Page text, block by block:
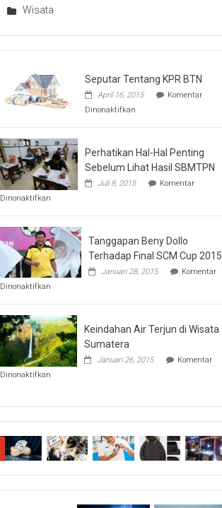
Wisata
Seputar Tentang KPR BTN
April 16, 2015
Komentar
Dinonaktifkan
Tentang
BTN
Perhatikan Hal-Hal Penting
Sebelum Lihat Hasil SBMTPN
Juli 8, 2015
Komentar
Dinonaktifkan
Hal-
Hal
Penting
Sebelum
Lihat
Hasil
Tanggapan Beny Dollo
Terhadap Final SCM Cup 2015
Januari 28, 2015
Komentar
Dinonaktifkan
Beny
Dollo
Terhadap
Final
SCM
Cup
Keindahan Air Terjun di Wisata
Sumatera
Januari 26, 2015
Komentar
Dinonaktifkan
Terjun
Sumatera